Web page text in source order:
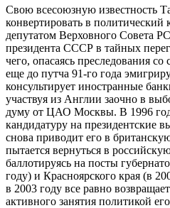
Свою всесоюзную известность
конвертировать в политический
депутатом Верховного Совета
президента СССР в тайных
чего, опасаясь преследования
еще до путча 91-го года
консультирует иностранные
участвуя из Англии заочно в
думу от ЦАО Москвы. В 1996
кандидатуру на президентские
снова приводит его в
пытается вернуться в
баллотируясь на посты
году) и Красноярского края (в
в 2003 году все равно
активного занятия политикой